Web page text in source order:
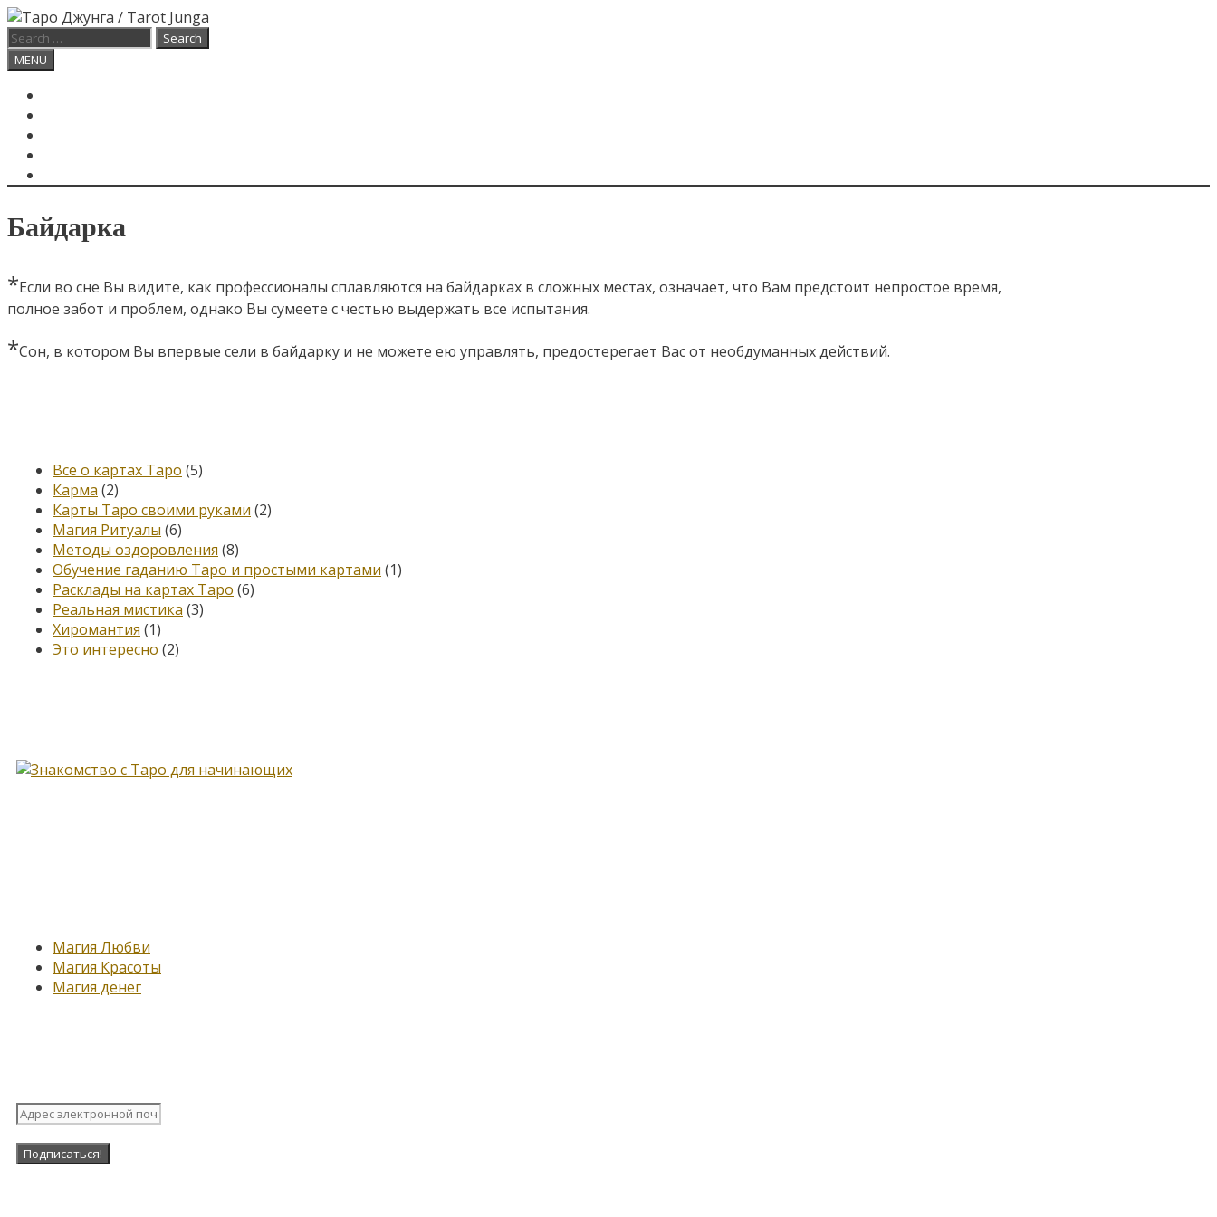
Skip
to
content
Search
for:
Search
MENU
Байдарка
*Если во сне Вы видите, как профессионалы сплавляются на байдарках в сложных местах, означает, что Вам предстоит непростое время,
полное забот и проблем, однако Вы сумеете с честью выдержать все испытания.
*Сон, в котором Вы впервые сели в байдарку и не можете ею управлять, предостерегает Вас от необдуманных действий.
Все о картах Таро (5)
Карма (2)
Карты Таро своими руками (2)
Магия Ритуалы (6)
Методы оздоровления (8)
Обучение гаданию Таро и простыми картами (1)
Расклады на картах Таро (6)
Реальная мистика (3)
Хиромантия (1)
Это интересно (2)
Магия Любви
Магия Красоты
Магия денег